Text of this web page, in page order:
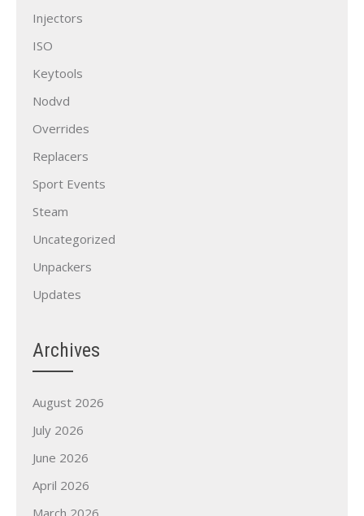
Injectors
ISO
Keytools
Nodvd
Overrides
Replacers
Sport Events
Steam
Uncategorized
Unpackers
Updates
Archives
August 2026
July 2026
June 2026
April 2026
March 2026